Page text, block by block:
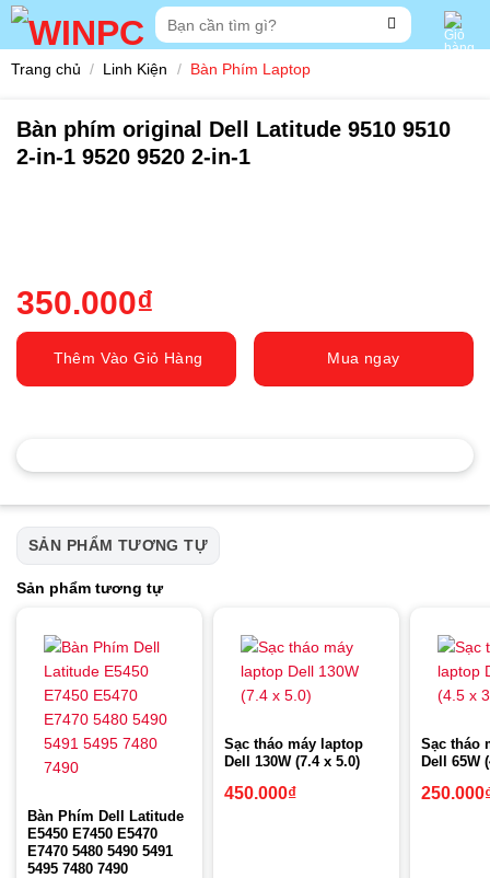
Skip
Tìm
kiếm:
Trang chủ / Linh Kiện / Bàn Phím Laptop
Bàn phím original Dell Latitude 9510 9510
2-in-1 9520 9520 2-in-1
350.000₫
Thêm Vào Giỏ Hàng Mua ngay
SẢN PHẨM TƯƠNG TỰ
Sản phẩm tương tự
Bàn Phím Dell Latitude
E5450 E7450 E5470
E7470 5480 5490 5491
5495 7480 7490
Sạc tháo máy laptop
Dell 130W (7.4 x 5.0)
450.000₫
Sạc tháo
Dell 65W
250.000